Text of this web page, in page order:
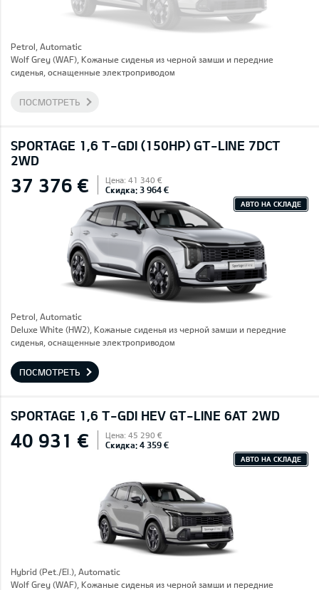
Petrol, Automatic
Wolf Grey (WAF), Кожаные сиденья из черной замши и передние
сиденья, оснащенные электроприводом
ПОСМОТРЕТЬ
SPORTAGE 1,6 T-GDI (150HP) GT-LINE 7DCT
2WD
37 376 € Цена: 41 340 €
Скидка: 3 964 €
АВТО НА СКЛАДЕ
Petrol, Automatic
Deluxe White (HW2), Кожаные сиденья из черной замши и передние
сиденья, оснащенные электроприводом
ПОСМОТРЕТЬ
SPORTAGE 1,6 T-GDI HEV GT-LINE 6AT 2WD
40 931 € Цена: 45 290 €
Скидка: 4 359 €
АВТО НА СКЛАДЕ
Hybrid (Pet./El.), Automatic
Wolf Grey (WAF), Кожаные сиденья из черной замши и передние